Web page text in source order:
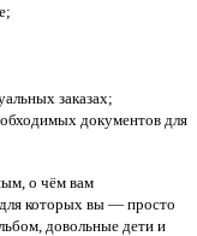
заказах;
документов для
о чём вам
для которых вы — просто
довольные дети и